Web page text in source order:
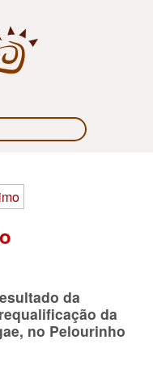
da
da
no Pelourinho